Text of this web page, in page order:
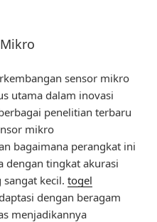
sensor mikro
utama dalam inovasi
penelitian terbaru
mikro
bagaimana perangkat ini
dengan tingkat akurasi
kecil. togel
dengan beragam
menjadikannya